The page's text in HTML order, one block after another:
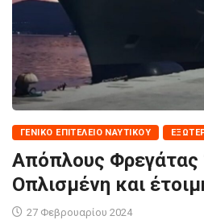
ΓΕΝΙΚΌ ΕΠΙΤΕΛΕΊΟ ΝΑΥΤΙΚΟΎ
Απόπλους Φρεγάτας
Οπλισμένη και
27 Φεβρουαρίου 2024